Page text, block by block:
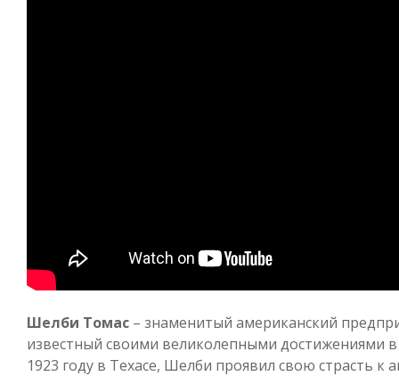
Шелби Томас – знаменитый американский
известный своими великолепными достижениями
1923 году в Техасе, Шелби проявил свою страсть к